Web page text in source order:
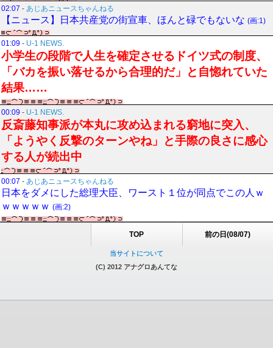
02:07 - あじあニュースちゃんねる
【ニュース】日本共産党の街宣車、ほんと碌でもないな (画:1)
01:09 - U-1 NEWS.
小学生の段階で人生を確定させるドイツ式の制度、
「バカを振い落せるから合理的だ」と自惚れていた
結果……
00:09 - U-1 NEWS.
反斎藤知事派が本丸に攻め込まれる窮地に突入、
「ようやく反撃のターンやね」と手際の良さに感心
する人が続出中
00:07 - あじあニュースちゃんねる
日本をダメにした総理大臣、ワースト１位が同点でこの人ｗ
ｗｗｗｗｗ (画:2)
TOP 前の日(08/07)
当サイトについて
(C) 2012 アナグロあんてな